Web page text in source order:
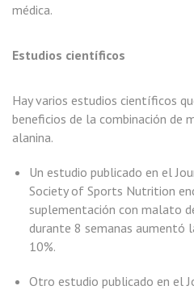
médica.
Estudios científicos
Hay varios estudios científicos
beneficios de la combinación de
alanina.
Un estudio publicado en el
Society of Sports Nutrition
suplementación con malato
durante 8 semanas aumentó
10%.
Otro estudio publicado en el